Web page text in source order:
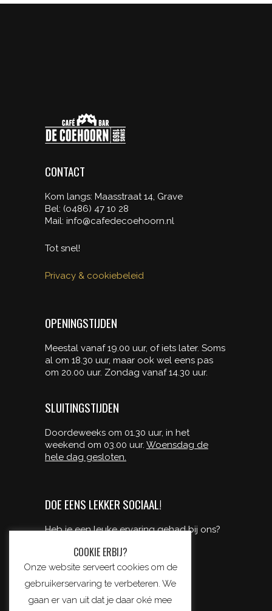
CONTACT
Kom langs: Maasstraat 14, Grave
Bel: (o486) 47 10 28
Mail: info@cafedecoehoorn.nl
Tot snel!
Privacy & cookiebeleid
OPENINGSTIJDEN
Meestal vanaf 19.00 uur, of iets later. Soms
al om 18.30 uur, maar ook wel eens pas
om 20.00 uur. Zondag vanaf 14.30 uur.
SLUITINGSTIJDEN
Doordeweeks om 01.30 uur, in het
weekend om 03.00 uur. Woensdag de
hele dag gesloten.
DOE EENS LEKKER SOCIAAL!
Heb je een leuke ervaring gehad bij ons?
COOKIE ERBIJ?
Onze website serveert cookies om de
gebruikerservaring te verbeteren. We
gaan er van uit dat je daar oké mee